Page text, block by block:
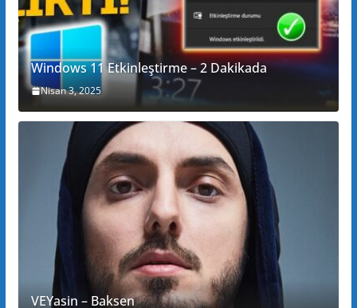
Windows 11 Etkinleştirme – 2 Dakikada
Nisan 3, 2025
VEYasin – Baksen